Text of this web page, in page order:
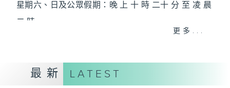
星期六、日及公眾假期：晚 上 十 時 二十 分 至 凌 晨
二 時
黃可柔、馬崇恩、蕭桐、陳婉紅、紅萍、林玉琴、陳
更多...
最新 LATEST